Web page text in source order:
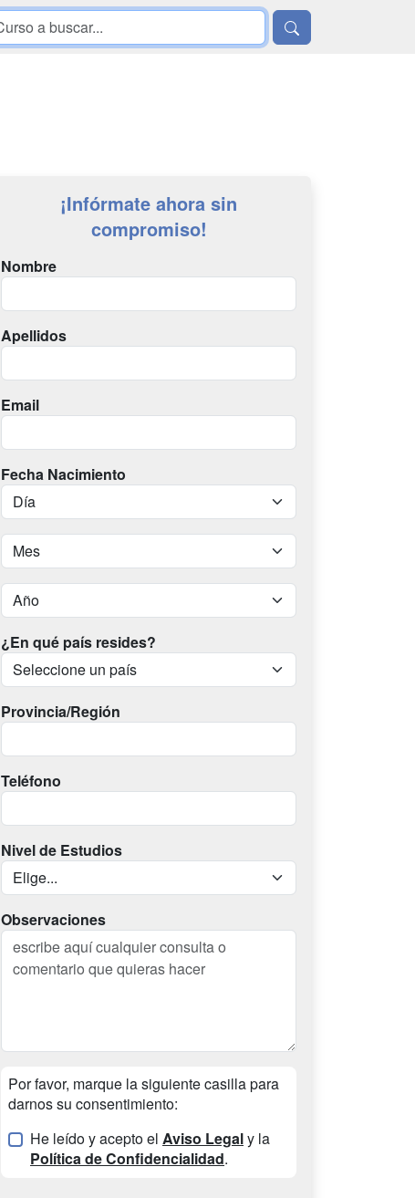
¡Infórmate ahora sin
compromiso!
Nombre
Apellidos
Email
Fecha Nacimiento
¿En qué país resides?
Provincia/Región
Teléfono
Nivel de Estudios
Observaciones
Por favor, marque la siguiente casilla para
darnos su consentimiento:
He leído y acepto el Aviso Legaly la
Política de Confidencialidad.